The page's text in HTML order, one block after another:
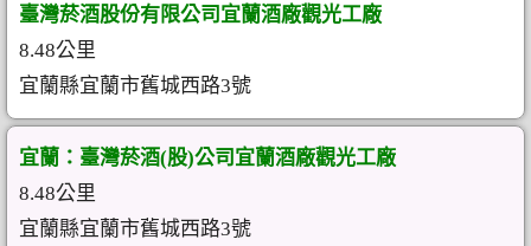
臺灣菸酒股份有限公司宜蘭酒廠觀光工廠
8.48公里
宜蘭縣宜蘭市舊城西路3號
宜蘭：臺灣菸酒(股)公司宜蘭酒廠觀光工廠
8.48公里
宜蘭縣宜蘭市舊城西路3號